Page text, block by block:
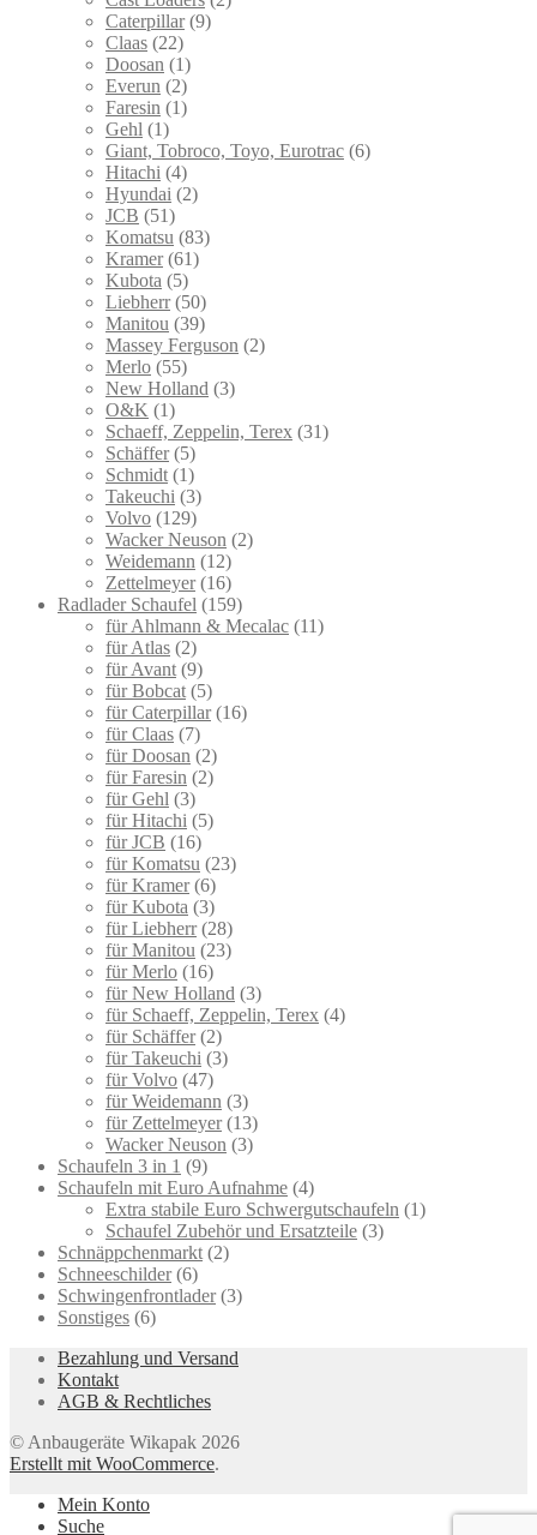
Caterpillar (9)
Claas (22)
Doosan (1)
Everun (2)
Faresin (1)
Gehl (1)
Giant, Tobroco, Toyo, Eurotrac (6)
Hitachi (4)
Hyundai (2)
JCB (51)
Komatsu (83)
Kramer (61)
Kubota (5)
Liebherr (50)
Manitou (39)
Massey Ferguson (2)
Merlo (55)
New Holland (3)
O&K (1)
Schaeff, Zeppelin, Terex (31)
Schäffer (5)
Schmidt (1)
Takeuchi (3)
Volvo (129)
Wacker Neuson (2)
Weidemann (12)
Zettelmeyer (16)
Radlader Schaufel (159)
für Ahlmann & Mecalac (11)
für Atlas (2)
für Avant (9)
für Bobcat (5)
für Caterpillar (16)
für Claas (7)
für Doosan (2)
für Faresin (2)
für Gehl (3)
für Hitachi (5)
für JCB (16)
für Komatsu (23)
für Kramer (6)
für Kubota (3)
für Liebherr (28)
für Manitou (23)
für Merlo (16)
für New Holland (3)
für Schaeff, Zeppelin, Terex (4)
für Schäffer (2)
für Takeuchi (3)
für Volvo (47)
für Weidemann (3)
für Zettelmeyer (13)
Wacker Neuson (3)
Schaufeln 3 in 1 (9)
Schaufeln mit Euro Aufnahme (4)
Extra stabile Euro Schwergutschaufeln (1)
Schaufel Zubehör und Ersatzteile (3)
Schnäppchenmarkt (2)
Schneeschilder (6)
Schwingenfrontlader (3)
Sonstiges (6)
Bezahlung und Versand
Kontakt
AGB & Rechtliches
© Anbaugeräte Wikapak 2026
Erstellt mit WooCommerce.
Mein Konto
Suche